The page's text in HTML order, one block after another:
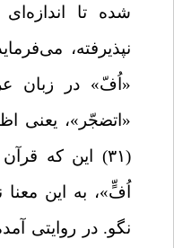
شده تا
نپذیرفته،
«‌اُفّ» در زبان
«اتضجّر»، یعنی
(۳۱) این که قرآن می‌فرماید:
اُفٍّ»، به این
نگو. در روایتی